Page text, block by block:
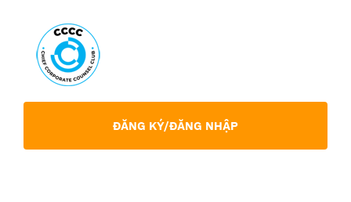
content
ĐĂNG KÝ/ĐĂNG NHẬP